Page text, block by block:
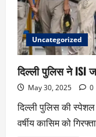
Uncategorized
दिल्ली पुलिस ने ISI
May 30, 2025 0
दिल्ली पुलिस की
वर्षीय कासिम को